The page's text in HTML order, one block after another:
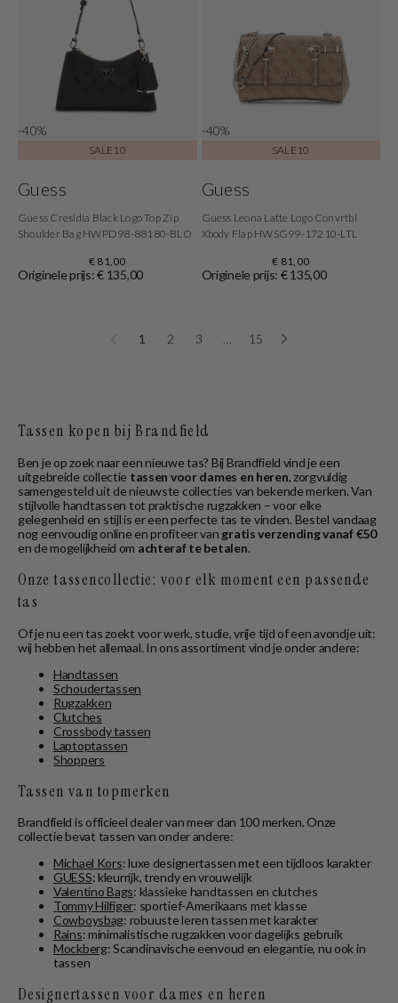
-40%
SALE10
Guess
Guess Cresidia Black Logo Top Zip
Shoulder Bag HWPD98-88180-BLO
€ 81,00
Originele prijs: € 135,00
-40%
SALE10
Guess
Guess Leona Latte Logo Convrtbl
Xbody Flap HWSG99-17210-LTL
€ 81,00
Originele prijs: € 135,00
1 2 3 15
Tassen kopen bij Brandfield
Ben je op zoek naar een nieuwe tas? Bij Brandfield vind je een
uitgebreide collectie tassen voor dames en heren, zorgvuldig
samengesteld uit de nieuwste collecties van bekende merken. Van
stijlvolle handtassen tot praktische rugzakken – voor elke
gelegenheid en stijl is er een perfecte tas te vinden. Bestel vandaag
nog eenvoudig online en profiteer van gratis verzending vanaf €50
en de mogelijkheid om achteraf te betalen.
Onze tassencollectie: voor elk moment een passende
tas
Of je nu een tas zoekt voor werk, studie, vrije tijd of een avondje uit:
wij hebben het allemaal. In ons assortiment vind je onder andere:
Handtassen
Schoudertassen
Rugzakken
Clutches
Crossbody tassen
Laptoptassen
Shoppers
Tassen van topmerken
Brandfield is officieel dealer van meer dan 100 merken. Onze
collectie bevat tassen van onder andere:
Michael Kors: luxe designertassen met een tijdloos karakter
GUESS: kleurrijk, trendy en vrouwelijk
Valentino Bags: klassieke handtassen en clutches
Tommy Hilfiger: sportief-Amerikaans met klasse
Cowboysbag: robuuste leren tassen met karakter
Rains: minimalistische rugzakken voor dagelijks gebruik
Mockberg: Scandinavische eenvoud en elegantie, nu ook in
tassen
Designertassen voor dames en heren